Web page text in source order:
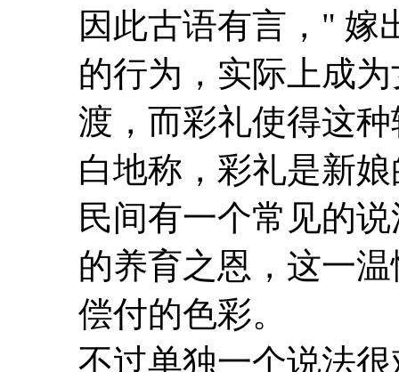
因此古语有言，" 嫁
的行为，实际上成
渡，而彩礼使得这
白地称，彩礼是新
民间有一个常见的
的养育之恩，这一
偿付的色彩。
不过单独一个说法